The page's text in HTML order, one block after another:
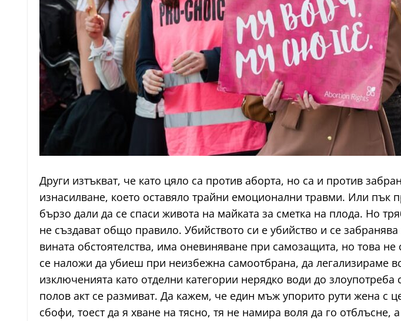
Други изтъкват, че като цяло са против аборта, но са и против
изнасилване, което оставяло трайни емоционални травми. Или пък
бързо дали да се спаси живота на майката за сметка на плода. Но
не създават общо правило. Убийството си е убийство и се
вината обстоятелства, има оневиняване при самозащита, но това
се наложи да убиеш при неизбежна самоотбрана, да легализираме
изключенията като отделни категории нерядко води до
полов акт се размиват. Да кажем, че един мъж упорито рути жена с
сбофи, тоест да я хване на тясно, тя не намира воля да го